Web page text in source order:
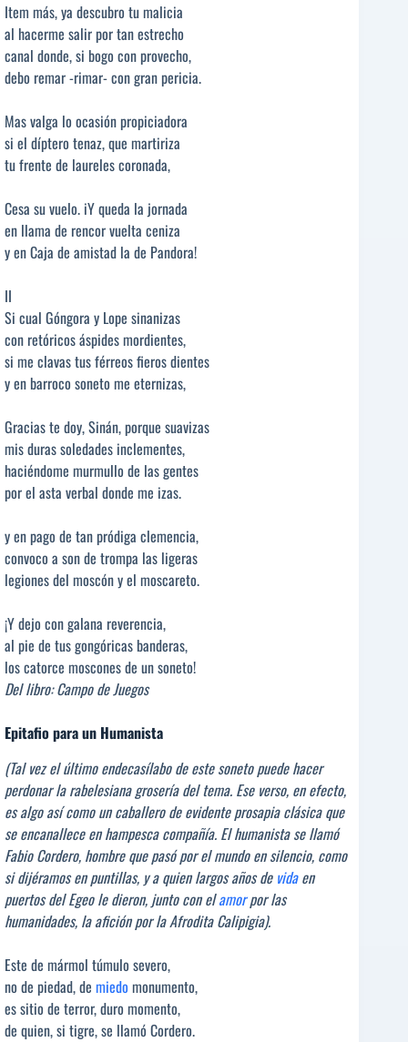
Item más, ya descubro tu malicia
al hacerme salir por tan estrecho
canal donde, si bogo con provecho,
debo remar -rimar- con gran pericia.
Mas valga lo ocasión propiciadora
si el díptero tenaz, que martiriza
tu frente de laureles coronada,
Cesa su vuelo. iY queda la jornada
en llama de rencor vuelta ceniza
y en Caja de amistad la de Pandora!
II
Si cual Góngora y Lope sinanizas
con retóricos áspides mordientes,
si me clavas tus férreos fieros dientes
y en barroco soneto me eternizas,
Gracias te doy, Sinán, porque suavizas
mis duras soledades inclementes,
haciéndome murmullo de las gentes
por el asta verbal donde me izas.
y en pago de tan pródiga clemencia,
convoco a son de trompa las ligeras
legiones del moscón y el moscareto.
¡Y dejo con galana reverencia,
al pie de tus gongóricas banderas,
los catorce moscones de un soneto!
Del libro: Campo de Juegos
Epitafio para un Humanista
(Tal vez el último endecasílabo de este soneto puede hacer
perdonar la rabelesiana grosería del tema. Ese verso, en efecto,
es algo así como un caballero de evidente prosapia clásica que
se encanallece en hampesca compañía. El humanista se llamó
Fabio Cordero, hombre que pasó por el mundo en silencio, como
si dijéramos en puntillas, y a quien largos años de vidaen
puertos del Egeo le dieron, junto con elamorpor las
humanidades, la afición por la Afrodita Calipigia).
Este de mármol túmulo severo,
no de piedad, de miedo monumento,
es sitio de terror, duro momento,
de quien, si tigre, se llamó Cordero.